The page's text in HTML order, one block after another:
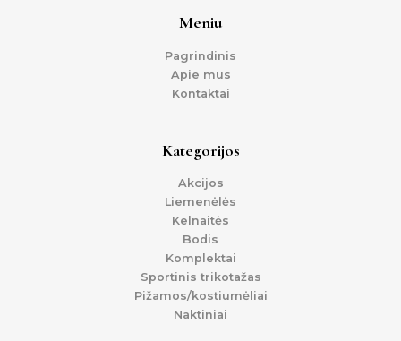
Meniu
Pagrindinis
Apie mus
Kontaktai
Kategorijos
Akcijos
Liemenėlės
Kelnaitės
Bodis
Komplektai
Sportinis trikotažas
Pižamos/kostiumėliai
Naktiniai